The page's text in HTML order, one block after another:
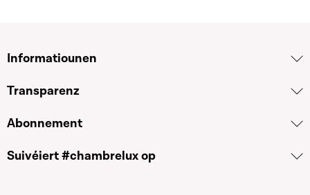
Informatiounen
Transparenz
Abonnement
Suivéiert #chambrelux op